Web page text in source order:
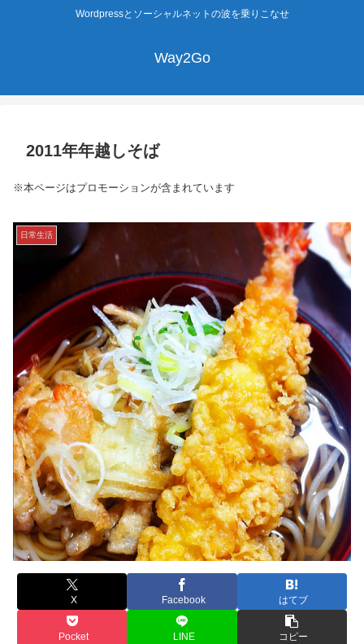
Wordpressとソーシャルネットの波を乗りこなせ
Way2Go
2011年年越しそば
※本ページはプロモーションが含まれています
日常生活
X Facebook はてブ
Pocket LINE コピー